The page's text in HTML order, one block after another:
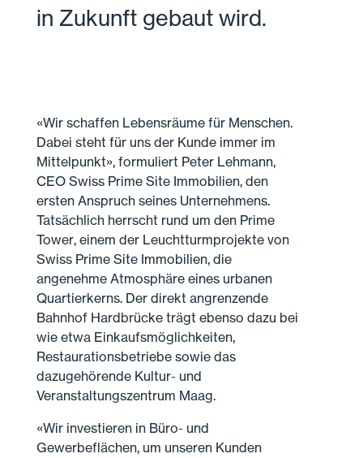
in Zukunft gebaut wird.
«Wir schaffen Lebensräume für Menschen.
Dabei steht für uns der Kunde immer im
Mittelpunkt», formuliert Peter Lehmann,
CEO Swiss Prime Site Immobilien, den
ersten Anspruch seines Unternehmens.
Tatsächlich herrscht rund um den Prime
Tower, einem der Leuchtturmprojekte von
Swiss Prime Site Immobilien, die
angenehme Atmosphäre eines urbanen
Quartierkerns. Der direkt angrenzende
Bahnhof Hardbrücke trägt ebenso dazu bei
wie etwa Einkaufsmöglichkeiten,
Restaurationsbetriebe sowie das
dazugehörende Kultur- und
Veranstaltungszentrum Maag.
«Wir investieren in Büro- und
Gewerbeflächen, um unseren Kunden